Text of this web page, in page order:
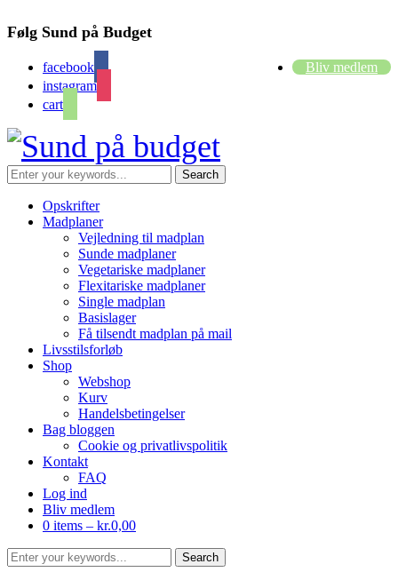
Følg Sund på Budget
facebook
instagram
cart
Bliv medlem
Opskrifter
Madplaner
Vejledning til madplan
Sunde madplaner
Vegetariske madplaner
Flexitariske madplaner
Single madplan
Basislager
Få tilsendt madplan på mail
Livsstilsforløb
Shop
Webshop
Kurv
Handelsbetingelser
Bag bloggen
Cookie og privatlivspolitik
Kontakt
FAQ
Log ind
Bliv medlem
0 items – kr.0,00